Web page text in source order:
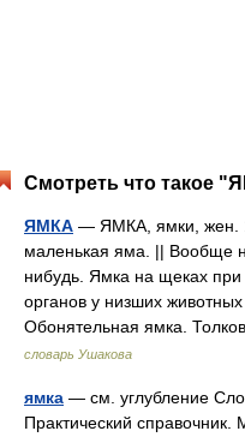
Смотреть что такое
ЯМКА — ЯМКА, ямки, жен.
маленькая яма. || Вообще
нибудь. Ямка на щеках
органов у низших
Обонятельная ямка.
словарь Ушакова
ямка — см. углубление
Практический справочник.